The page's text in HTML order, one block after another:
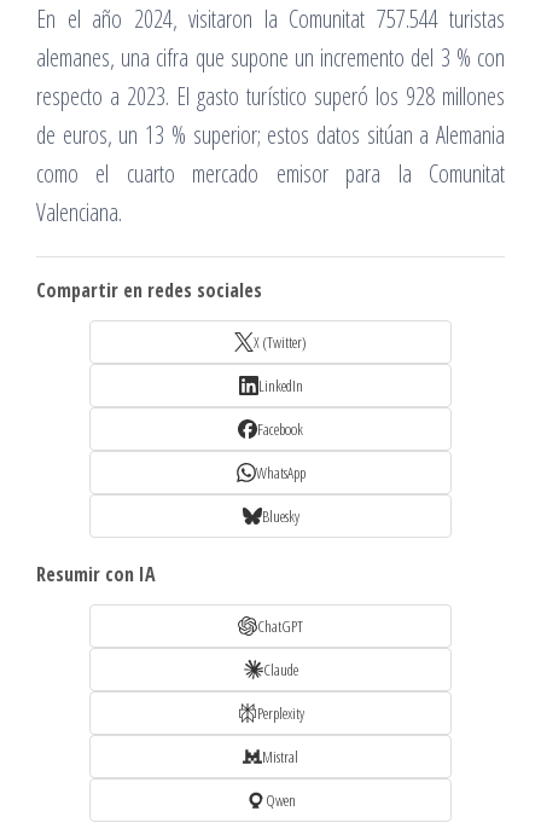
En el año 2024, visitaron la Comunitat 757.544 turistas
alemanes, una cifra que supone un incremento del 3 % con
respecto a 2023. El gasto turístico superó los 928 millones
de euros, un 13 % superior; estos datos sitúan a Alemania
como el cuarto mercado emisor para la Comunitat
Valenciana.
Compartir en redes sociales
X (Twitter)
LinkedIn
Facebook
WhatsApp
Bluesky
Resumir con IA
ChatGPT
Claude
Perplexity
Mistral
Qwen